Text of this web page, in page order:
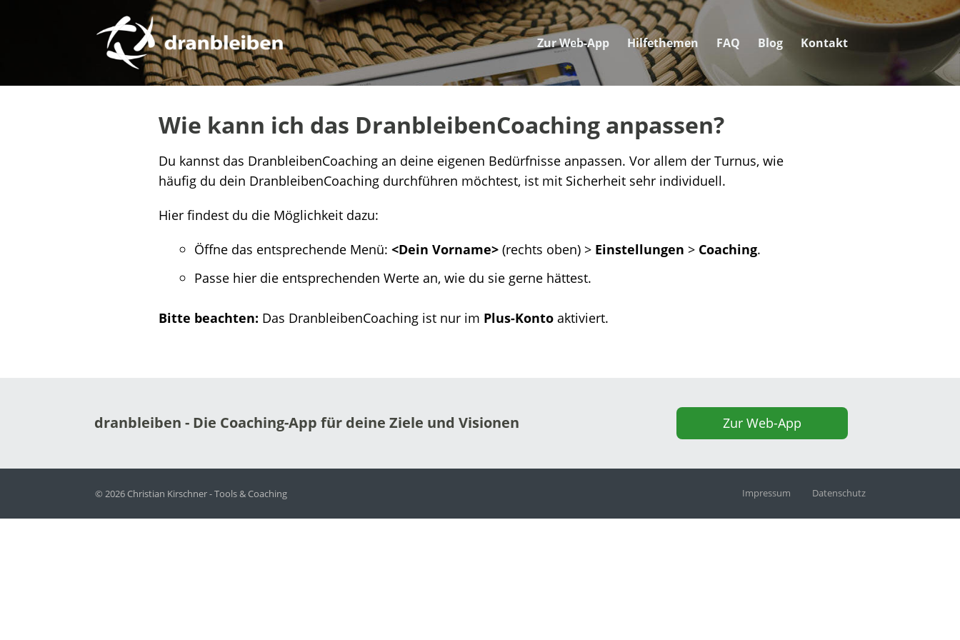
Zur Web-App Hilfethemen FAQ Blog Kontakt
Wie kann ich das DranbleibenCoaching anpassen?
Du kannst das DranbleibenCoaching an deine eigenen Bedürfnisse anpassen. Vor allem der Turnus, wie
häufig du dein DranbleibenCoaching durchführen möchtest, ist mit Sicherheit sehr individuell.
Hier findest du die Möglichkeit dazu:
Öffne das entsprechende Menü: <Dein Vorname> (rechts oben) > Einstellungen > Coaching.
Passe hier die entsprechenden Werte an, wie du sie gerne hättest.
Bitte beachten: Das DranbleibenCoaching ist nur im Plus-Konto aktiviert.
dranbleiben - Die Coaching-App für deine Ziele und Visionen Zur Web-App
© 2026 Christian Kirschner - Tools & Coaching Impressum Datenschutz